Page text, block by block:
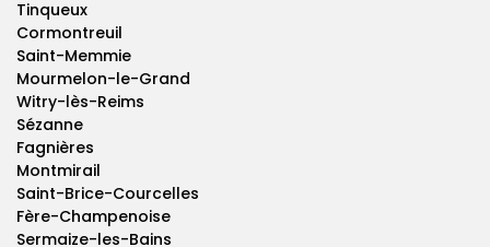
Tinqueux
Cormontreuil
Saint-Memmie
Mourmelon-le-Grand
Witry-lès-Reims
Sézanne
Fagnières
Montmirail
Saint-Brice-Courcelles
Fère-Champenoise
Sermaize-les-Bains